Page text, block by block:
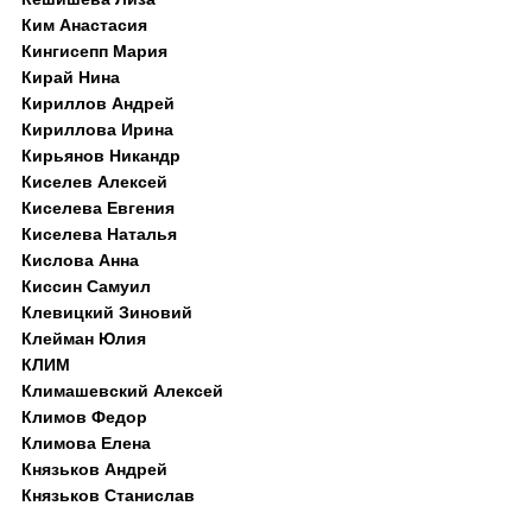
Ким Анастасия
Кингисепп Мария
Кирай Нина
Кириллов Андрей
Кириллова Ирина
Кирьянов Никандр
Киселев Алексей
Киселева Евгения
Киселева Наталья
Кислова Анна
Киссин Самуил
Клевицкий Зиновий
Клейман Юлия
КЛИМ
Климашевский Алексей
Климов Федор
Климова Елена
Князьков Андрей
Князьков Станислав